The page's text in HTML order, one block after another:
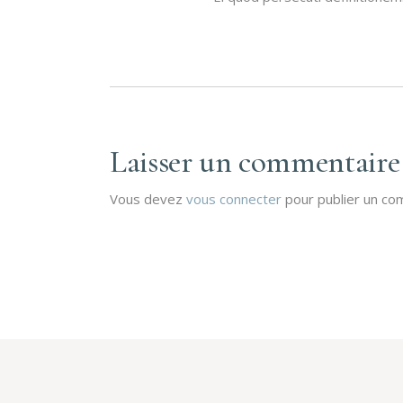
Laisser un commentaire
Vous devez vous connecter pour publier un